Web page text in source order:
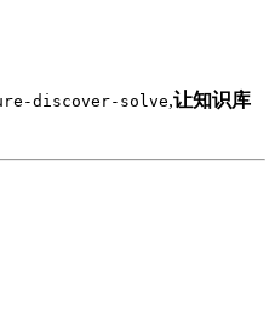
discover-solve,让知识库